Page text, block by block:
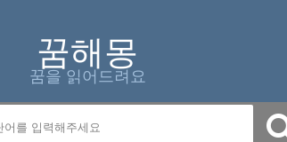
꿈해몽
꿈을 읽어드려요